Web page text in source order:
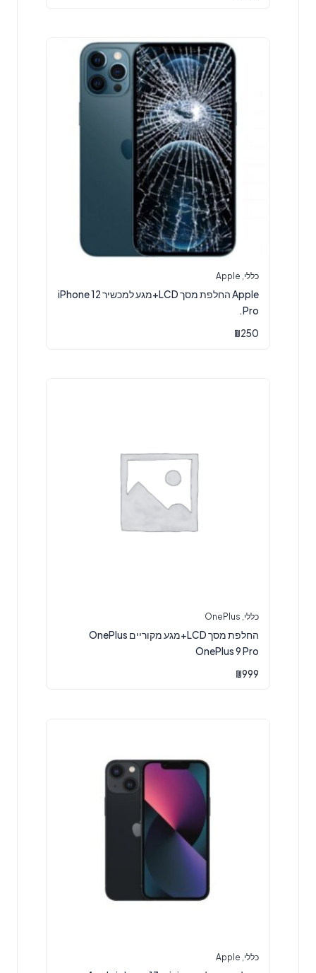
כללי Apple
Apple החלפת מסך LCD+מגע למכשיר iPhone 12
Pro.
₪250
כללי OnePlus
החלפת מסך LCD+מגע מקוריים OnePlus
OnePlus 9 Pro
₪999
כללי Apple